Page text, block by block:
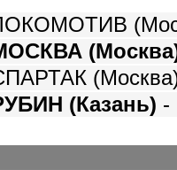
(Казань) -